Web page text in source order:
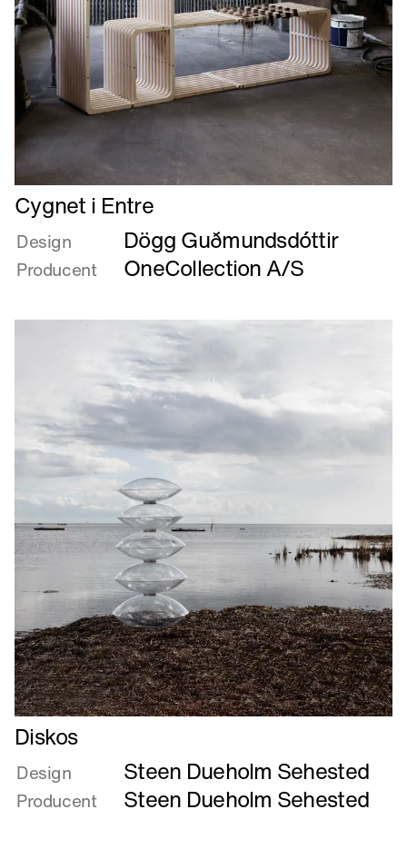
Læs
mere
om
Cygnet
Cygnet i Entre
Design Dögg Guðmundsdóttir
Producent OneCollection A/S
Læs
mere
om
Diskos
Diskos
Design Steen Dueholm Sehested
Producent Steen Dueholm Sehested